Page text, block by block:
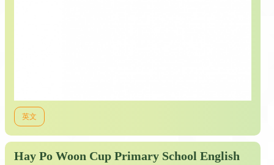
英文
Hay Po Woon Cup Primary School English